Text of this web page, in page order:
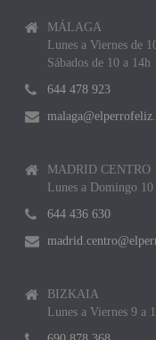
MÁLAGA
Lunes a Viernes de
Sábados de 10 a 14h
644 478 923
MADRID CENTRO
Lunes a Domingo
644 436 630
BIZKAIA
Lunes a Viernes 9 a